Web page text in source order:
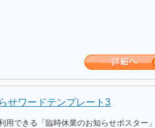
せワードテンプレート3
できる「臨時休業のお知らせポスター」